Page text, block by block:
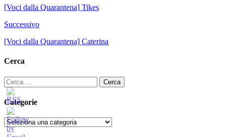
[Voci dalla Quarantena] Tikes
Successivo
[Voci dalla Quarantena] Caterina
Cerca
Ricerca
per:
Categorie
Categorie